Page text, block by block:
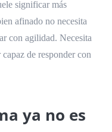
significar más
afinado no necesita
con agilidad. Necesita
de responder con
ya no es